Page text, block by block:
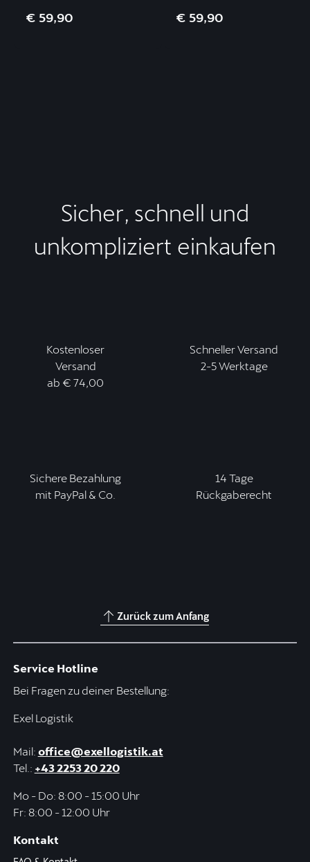
€ 59,90 € 59,90
Sicher, schnell und
unkompliziert einkaufen
Kostenloser
Versand
ab € 74,00
Schneller Versand
2-5 Werktage
Sichere Bezahlung
mit PayPal & Co.
14 Tage
Rückgaberecht
Zurück zum Anfang
Service Hotline
Bei Fragen zu deiner Bestellung:
Exel Logistik
Mail: office@exellogistik.at
Tel.: +43 2253 20 220
Mo - Do: 8:00 - 15:00 Uhr
Fr: 8:00 - 12:00 Uhr
Kontakt